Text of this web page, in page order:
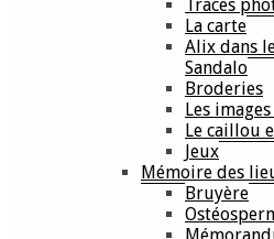
Traces
La carte
Alix dans
Sandalo
Broderies
Les
Le caillou
Jeux
Mémoire des
Bruyère